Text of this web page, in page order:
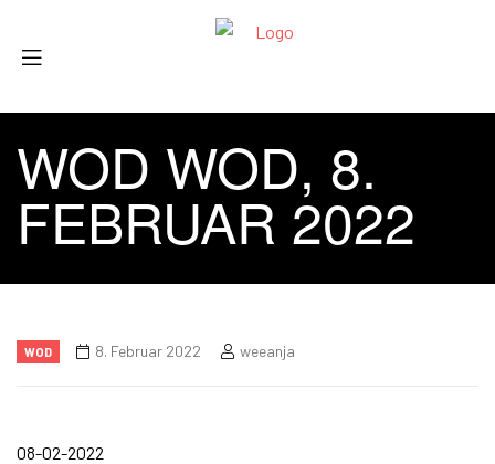
WOD WOD, 8.
FEBRUAR 2022
WOD 8. Februar 2022 weeanja
08-02-2022